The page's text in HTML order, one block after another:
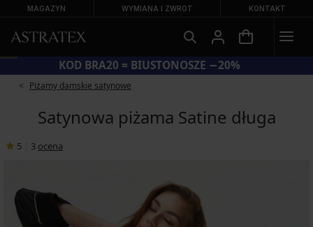
MAGAZYN WYMIANA I ZWROT KONTAKT
KOD BRA20 = BIUSTONOSZE −20%
Piżamy damskie satynowe
Satynowa piżama Satine długa
5 3 ocena